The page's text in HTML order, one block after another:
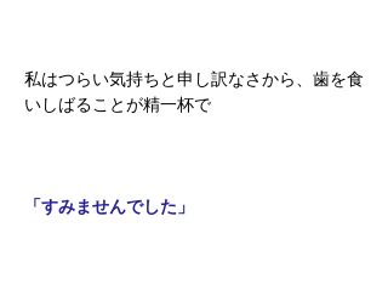
私はつらい気持ちと申し訳なさから、歯を食
いしばることが精一杯で
「すみませんでした」